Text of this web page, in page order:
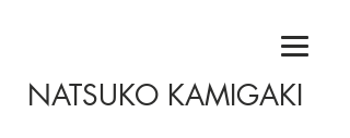
NATSUKO KAMIGAKI